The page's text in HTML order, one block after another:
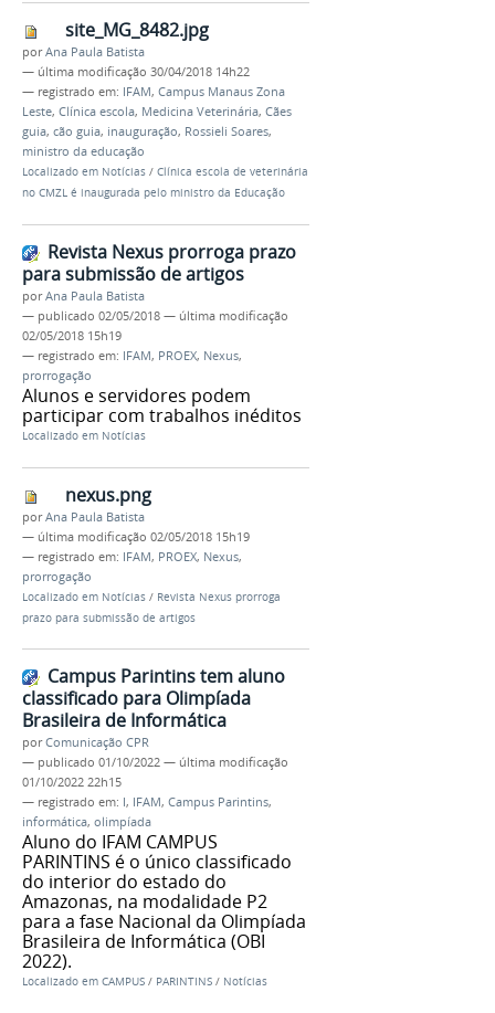
site_MG_8482.jpg
porAna Paula Batista
— última modificação 30/04/2018 14h22
— registrado em: IFAM, Campus Manaus Zona
Leste, Clínica escola, Medicina Veterinária, Cães
guia, cão guia, inauguração, Rossieli Soares,
ministro da educação
Localizado em Notícias / Clínica escola de veterinária
no CMZL é inaugurada pelo ministro da Educação
Revista Nexus prorroga prazo
para submissão de artigos
porAna Paula Batista
— publicado 02/05/2018 — última modificação
02/05/2018 15h19
— registrado em: IFAM, PROEX, Nexus,
prorrogação
Alunos e servidores podem
participar com trabalhos inéditos
Localizado em Notícias
nexus.png
porAna Paula Batista
— última modificação 02/05/2018 15h19
— registrado em: IFAM, PROEX, Nexus,
prorrogação
Localizado em Notícias / Revista Nexus prorroga
prazo para submissão de artigos
Campus Parintins tem aluno
classificado para Olimpíada
Brasileira de Informática
porComunicação CPR
— publicado 01/10/2022 — última modificação
01/10/2022 22h15
— registrado em: I, IFAM, Campus Parintins,
informática, olimpíada
Aluno do IFAM CAMPUS
PARINTINS é o único classificado
do interior do estado do
Amazonas, na modalidade P2
para a fase Nacional da Olimpíada
Brasileira de Informática (OBI
2022).
Localizado em CAMPUS / PARINTINS / Notícias